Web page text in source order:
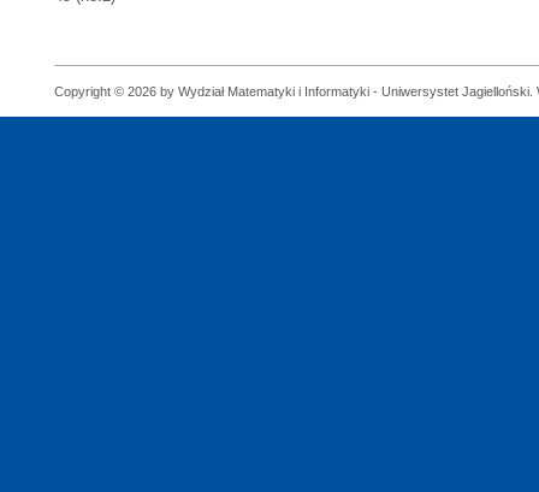
Copyright © 2026 by Wydział Matematyki i Informatyki - Uniwersystet